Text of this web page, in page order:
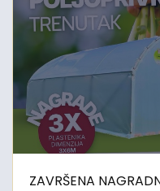
ZAVRŠENA